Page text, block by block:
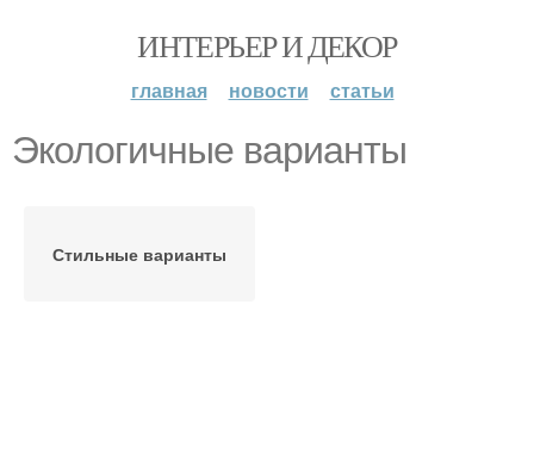
ИНТЕРЬЕР И ДЕКОР
главная новости статьи
Экологичные варианты
Стильные варианты